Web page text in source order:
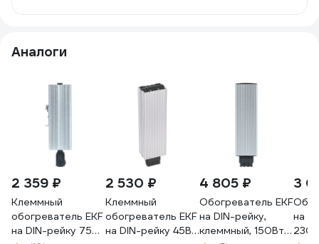
Аналоги
2 359 ₽
Клеммный
обогреватель EKF
на DIN-рейку 75Вт
2 530 ₽
Клеммный
обогреватель EKF
на DIN-рейку 45Вт
4 805 ₽
Обогреватель EKF
на DIN-рейку,
клеммный, 150Вт,
3
на